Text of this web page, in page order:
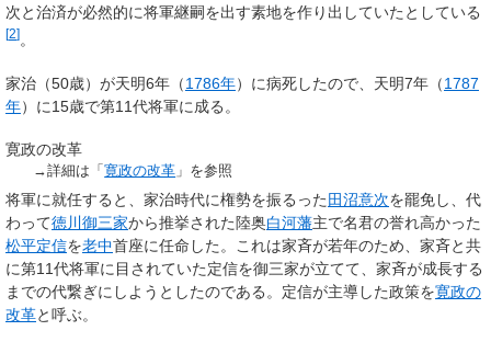
次と治済が必然的に将軍継嗣を出す素地を作り出していたとしている
[2] 。
家治（50歳）が天明6年（1786年）に病死したので、天明7年（1787
年）に15歳で第11代将軍に成る。
寛政の改革
→詳細は「寛政の改革 」を参照
将軍に就任すると、家治時代に権勢を振るった 田沼意次を罷免し、代
わって徳川御三家から推挙された陸奥白河藩主で名君の誉れ高かった
松平定信を老中首座に任命した。これは家斉が若年のため、家斉と共
に第11代将軍に目されていた定信を御三家が立てて、家斉が成長する
までの代繋ぎにしようとしたのである。定信が主導した政策を寛政の
改革と呼ぶ。